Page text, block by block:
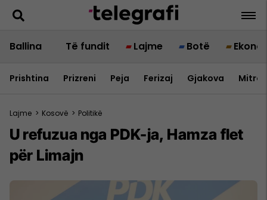
Ballina Të fundit Lajme Botë
Prishtina Prizreni Peja Ferizaj Gjakova
Lajme > Kosovë > Politikë
U refuzua nga PDK-ja, Hamza flet
për Limajn